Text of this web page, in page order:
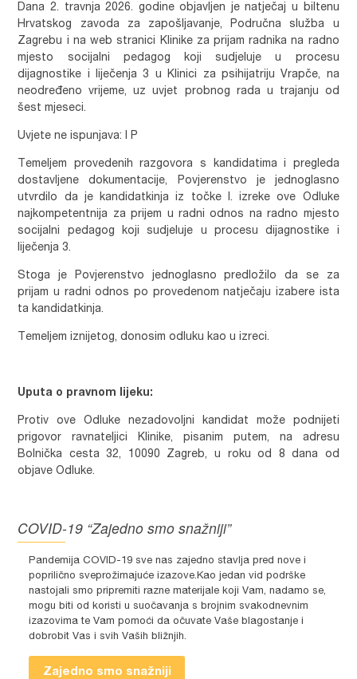
Dana 2. travnja 2026. godine objavljen je natječaj u biltenu
Hrvatskog zavoda za zapošljavanje, Područna služba u
Zagrebu i na web stranici Klinike za prijam radnika na radno
mjesto socijalni pedagog koji sudjeluje u procesu
dijagnostike i liječenja 3 u Klinici za psihijatriju Vrapče, na
neodređeno vrijeme, uz uvjet probnog rada u trajanju od
šest mjeseci.
Uvjete ne ispunjava: I P
Temeljem provedenih razgovora s kandidatima i pregleda
dostavljene dokumentacije, Povjerenstvo je jednoglasno
utvrdilo da je kandidatkinja iz točke I. izreke ove Odluke
najkompetentnija za prijem u radni odnos na radno mjesto
socijalni pedagog koji sudjeluje u procesu dijagnostike i
liječenja 3.
Stoga je Povjerenstvo jednoglasno predložilo da se za
prijam u radni odnos po provedenom natječaju izabere ista
ta kandidatkinja.
Temeljem iznijetog, donosim odluku kao u izreci.
Uputa o pravnom lijeku:
Protiv ove Odluke nezadovoljni kandidat može podnijeti
prigovor ravnateljici Klinike, pisanim putem, na adresu
Bolnička cesta 32, 10090 Zagreb, u roku od 8 dana od
objave Odluke.
COVID-19 “Zajedno smo snažniji”
Pandemija COVID-19 sve nas zajedno stavlja pred nove i
poprilično sveprožimajuće izazove.Kao jedan vid podrške
nastojali smo pripremiti razne materijale koji Vam, nadamo se,
mogu biti od koristi u suočavanja s brojnim svakodnevnim
izazovima te Vam pomoći da očuvate Vaše blagostanje i
dobrobit Vas i svih Vaših bližnjih.
Zajedno smo snažniji